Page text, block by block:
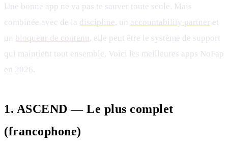
Une bonne app ne va pas te sauver toute seule. Mais
combinée avec de la discipline, un accountability partner et
un bloqueur de contenu, elle peut être le système de support
qui maintient tout ensemble. Voici les meilleures apps NoFap
en 2026.
1. ASCEND — Le plus complet
(francophone)